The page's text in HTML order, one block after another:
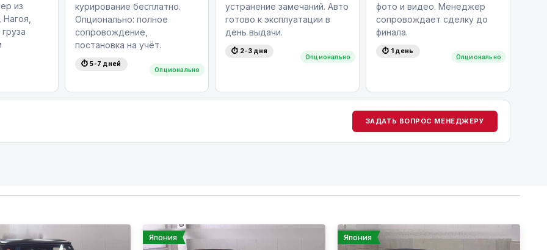
из
Опционально
курирование бесплатно.
Опционально: полное
сопровождение,
постановка на учёт.
⏱ 5-7 дней
Опционально
устранение замечаний. Авто
готово к эксплуатации в
день выдачи.
⏱ 2-3 дня
Опционально
фото и видео. Менеджер
сопровождает сделку до
финала.
⏱ 1 день
ЗАДАТЬ ВОПРОС МЕНЕДЖЕРУ
Япония Япония